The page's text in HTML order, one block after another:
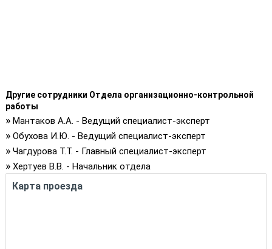
Другие сотрудники Отдела организационно-контрольной
работы
» Мантаков А.А. - Ведущий специалист-эксперт
» Обухова И.Ю. - Ведущий специалист-эксперт
» Чагдурова Т.Т. - Главный специалист-эксперт
» Хертуев В.В. - Начальник отдела
Карта проезда